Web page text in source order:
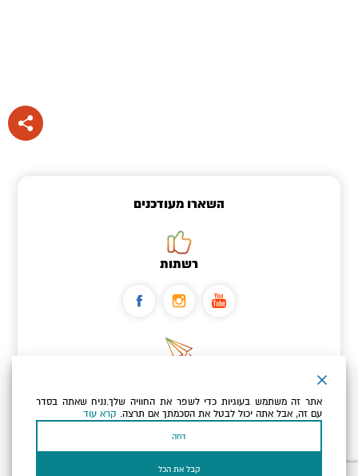
השארו מעודכנים
רשתות
כתובת הדוא"ל שלך
אני מאשר/ת שקראתי ומסכים/הלמדיניות הפרטיות ולמדיניות
אתר זה משתמש בעוגיות כדי לשפר את החוויה שלך.נניח שאתה בסדר
עם זה, אבל אתה יכול לבטל את הסכמתך אם תרצה. קרא עוד
דחה
קבל את הכל